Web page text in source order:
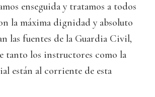
enseguida y tratamos a todos
la máxima dignidad y absoluto
las fuentes de la Guardia Civil,
tanto los instructores como la
están al corriente de esta